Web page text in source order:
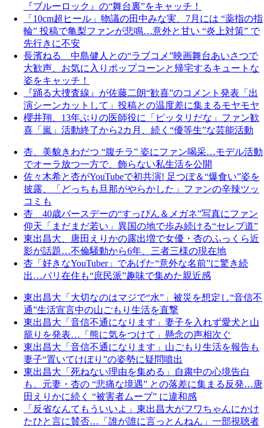
『ブルーロック』の“舞台裏”をキャッチ！
「10cm超ヒール」物議の田中みな実、7月には “薬指の指
輪” 投稿で亀梨ファンが悲鳴…意外と甘い “炎上対策” で
先行きに不安
長濱ねる 中島健人との“ラブコメ”映画舞台あいさつで
大歓声、お気に入りポップコーンと帰宅するキュートな
姿をキャッチ！
『踊る大捜査線』が佐藤二朗“歓喜”のコメント発表「出
演シーンカットして」投稿との温度差に集まるモヤモヤ
櫻井翔、13年ぶりの医師役に「ピッタリだな」ファン歓
喜「嵐」活動終了から2カ月、続く“優等生”な芸能活動
杏、美貌きわだつ “腹チラ” 姿にファン喝采…モデル活動
でオーラ放つ一方で、飾らない私生活を公開
佐々木希と杏がYouTubeで初共演! 足つぼ＆“爆食い”姿を
披露、「どっちも旦那がやらかした」ファンの辛辣ツッ
コミも
杏 40歳バースデーの“すっぴん＆メガネ”写真にファン
仰天「まだまだ若い」異国の地で歩み続ける“セレブ道”
東出昌大、唐田えりかの露出増で女優・杏のふっくら近
影が話題…不倫騒動から6年、三者三様の現在地
杏「好きなYouTuber」であげた“意外な名前”に驚き続
出…パリ在住も“庶民派”趣味で集めた親近感
東出昌大「大切なのはマジで“水”」被災を想定し“音信不
通”生活宣言中の山ごもり生活を直撃
東出昌大「音信不通になります」妻子を入れず愛犬と山
籠りを発表…「熊に気をつけて」懸念の声相次ぐ
東出昌大「音信不通になります」山ごもり生活を報告も
妻子“置いてけぼり”の姿勢に疑問噴出
東出昌大「死ねない理由を集める」自粛中の心境告白
も、元妻・杏の “悲痛な境遇” との落差に集まる反発…唐
田えりかに続く “被害者ムーブ” に違和感
「反省なんてもういいよ」東出昌大がフワちゃんにかけ
たひと言に賛否…「誰が誰に言っとんねん」一部視聴者